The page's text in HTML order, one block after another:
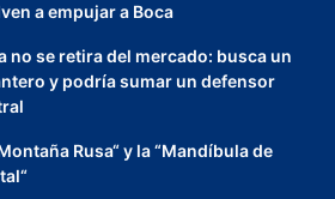
a empujar a Boca
no se retira del mercado: busca un
y podría sumar un defensor
Rusa“ y la “Mandíbula de